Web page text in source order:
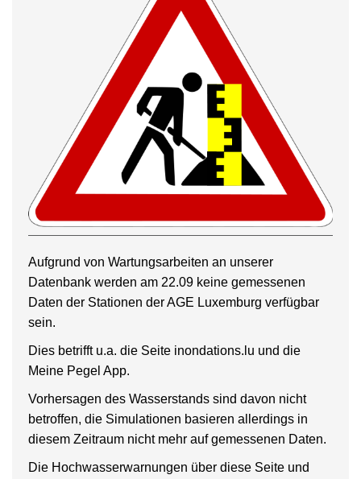
Aufgrund von Wartungsarbeiten an unserer
Datenbank werden am 22.09 keine gemessenen
Daten der Stationen der AGE Luxemburg verfügbar
sein.
Dies betrifft u.a. die Seite inondations.lu und die
Meine Pegel App.
Vorhersagen des Wasserstands sind davon nicht
betroffen, die Simulationen basieren allerdings in
diesem Zeitraum nicht mehr auf gemessenen Daten.
Die Hochwasserwarnungen über diese Seite und